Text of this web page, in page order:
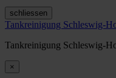
schliessen
Tankreinigung Schleswig-
Tankreinigung Schleswig-
×